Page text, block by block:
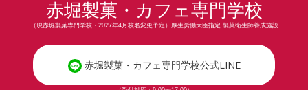
赤堀製菓・カフェ専門学校
（現赤堀製菓専門学校・2027年4月校名変更予定）厚生労働大臣指定 製菓衛生師養成施設
赤堀製菓・カフェ専門学校公式LINE